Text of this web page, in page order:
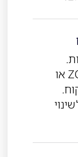
הקורס מועבר בZOOM או